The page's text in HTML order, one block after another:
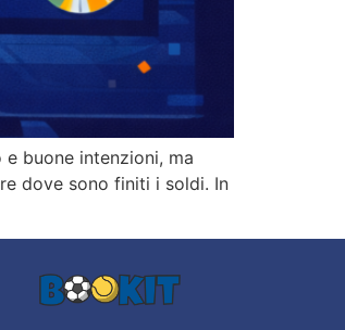
buone intenzioni, ma
dove sono finiti i soldi. In